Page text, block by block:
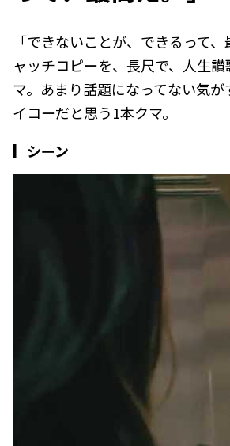
「できないことが、できるって
ャッチコピーを、長尺で、人生
マ。あまり話題になってない気
イコーだと思う1本クマ。
▎シーン